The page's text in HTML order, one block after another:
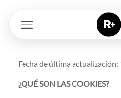
contenido
Fecha de última
¿QUÉ SON LAS COOKIES?